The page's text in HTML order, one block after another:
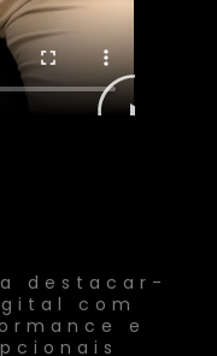
destacar-
com
e